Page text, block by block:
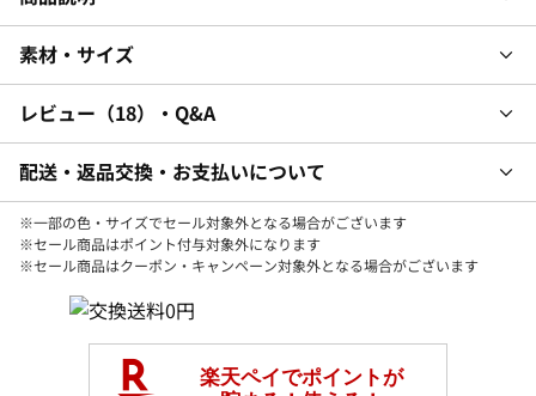
素材・サイズ
レビュー 18 ・Q&A
配送・返品交換・お支払いについて
※一部の色・サイズでセール対象外となる場合がございます
※セール商品はポイント付与対象外になります
※セール商品はクーポン・キャンペーン対象外となる場合がございます